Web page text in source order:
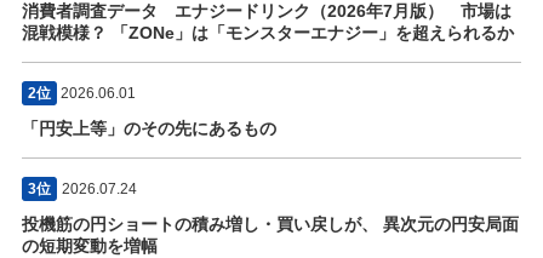
消費者調査データ エナジードリンク（2026年7月版） 市場は
混戦模様？ 「ZONe」は「モンスターエナジー」を超えられるか
2位 2026.06.01
「円安上等」のその先にあるもの
3位 2026.07.24
投機筋の円ショートの積み増し・買い戻しが、 異次元の円安局面
の短期変動を増幅